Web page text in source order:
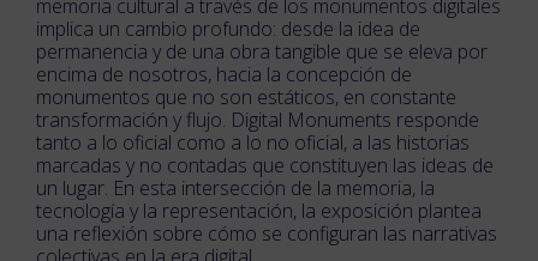
memoria cultural a través de los monumentos digitales
implica un cambio profundo: desde la idea de
permanencia y de una obra tangible que se eleva por
encima de nosotros, hacia la concepción de
monumentos que no son estáticos, en constante
transformación y flujo. Digital Monuments responde
tanto a lo oficial como a lo no oficial, a las historias
marcadas y no contadas que constituyen las ideas de
un lugar. En esta intersección de la memoria, la
tecnología y la representación, la exposición plantea
una reflexión sobre cómo se configuran las narrativas
colectivas en la era digital.